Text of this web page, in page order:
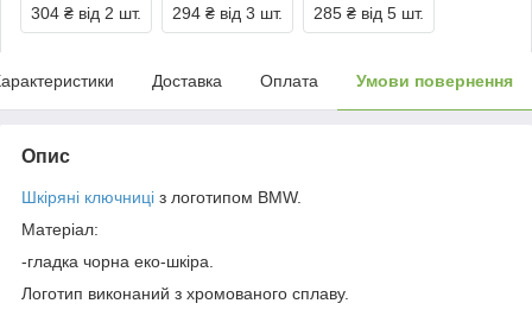
304 ₴ від 2 шт. 294 ₴ від 3 шт. 285 ₴ від 5 шт.
Доставка Оплата Умови повернення
Опис
Шкіряні ключниці з логотипом BMW.
Матеріал:
-гладка чорна еко-шкіра.
Логотип виконаний з хромованого сплаву.